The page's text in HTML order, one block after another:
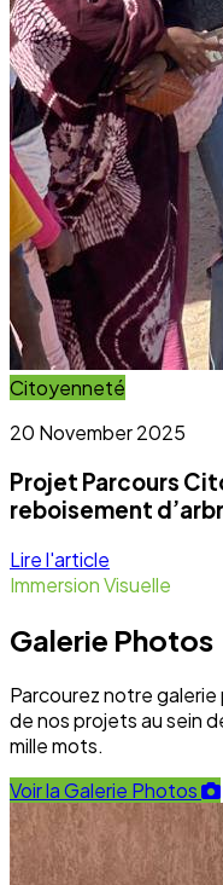
Projet Parcours
reboisement
Lire l'article
Immersion Visuelle
Galerie Photos
Parcourez notre
de nos projets au sein
mille mots.
Voir la Galerie Photos